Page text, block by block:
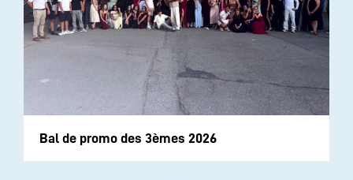
Bal de promo des 3èmes 2026